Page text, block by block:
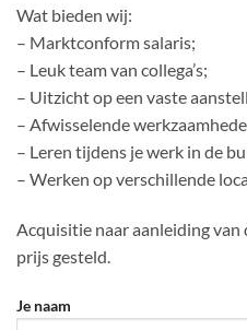
Wat bieden wij:
– Marktconform salaris;
– Leuk team van collega’s;
– Uitzicht op een vaste
– Afwisselende
– Leren tijdens je werk in de
– Werken op verschillende
Acquisitie naar aanleiding
prijs gesteld.
Je naam